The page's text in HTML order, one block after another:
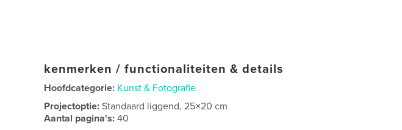
kenmerken / functionaliteiten & details
Hoofdcategorie: Kunst & Fotografie
Projectoptie:Standaard liggend, 25×20 cm
Aantal pagina's:40